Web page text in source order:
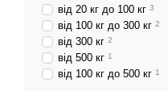
від 20 кг до 100 кг 3
від 100 кг до 300 кг 2
від 300 кг 2
від 500 кг 1
від 100 кг до 500 кг 1